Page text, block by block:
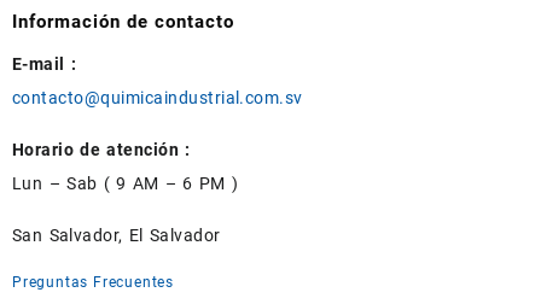
Información de contacto
E-mail :
contacto@quimicaindustrial.com.sv
Horario de atención :
Lun – Sab ( 9 AM – 6 PM )
San Salvador, El Salvador
Preguntas Frecuentes